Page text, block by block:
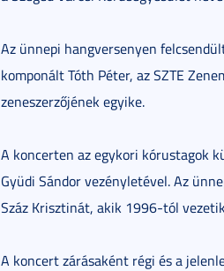
Az ünnepi hangversenyen
komponált Tóth Péter, az SZTE
zeneszerzőjének egyike.
A koncerten az egykori kórustagok
Gyüdi Sándor vezényletével. Az
Száz Krisztinát, akik 1996-tól
A koncert zárásaként régi és a